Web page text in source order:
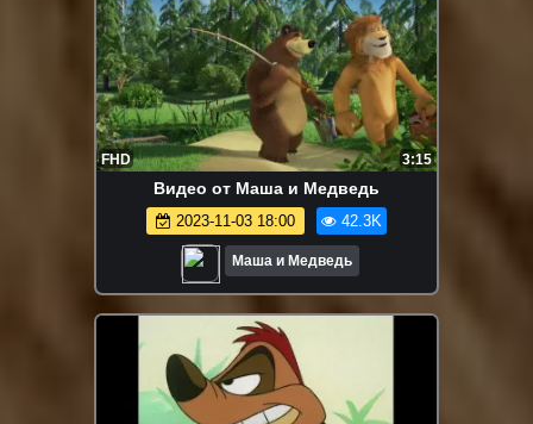
FHD 3:15
Видео от Маша и Медведь
2023-11-03 18:00 42.3K
Маша и Медведь